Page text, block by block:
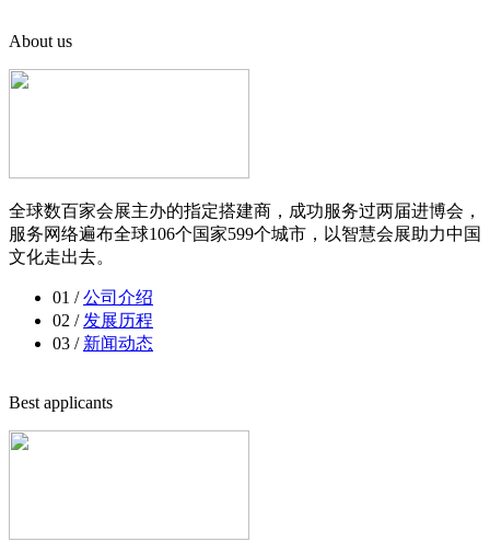
About us
全球数百家会展主办的指定搭建商，成功服务过两届进博会，
服务网络遍布全球106个国家599个城市，以智慧会展助力中国
文化走出去。
01 /公司介绍
02 / 发展历程
03 / 新闻动态
Best applicants